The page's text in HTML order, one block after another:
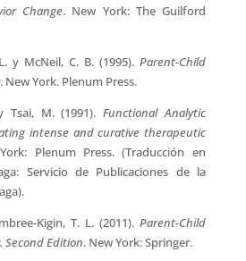
Change. New York: The Guilford
y McNeil, C. B. (1995). Parent-Child
. New York. Plenum Press.
Tsai, M. (1991).Functional Analytic
intense and curative therapeutic
Plenum Press. (Traducción en
Servicio de Publicaciones de la
Kigin, T. L. (2011). Parent-Child
Edition. New York: Springer.